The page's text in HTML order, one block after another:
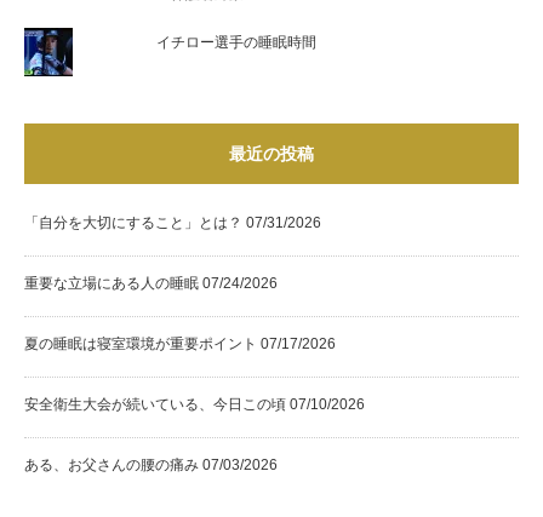
イチロー選手の睡眠時間
最近の投稿
「自分を大切にすること」とは？ 07/31/2026
重要な立場にある人の睡眠 07/24/2026
夏の睡眠は寝室環境が重要ポイント 07/17/2026
安全衛生大会が続いている、今日この頃 07/10/2026
ある、お父さんの腰の痛み 07/03/2026